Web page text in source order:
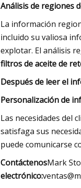
Análisis de regiones
La información
incluido su valiosa
explotar. El análisis
filtros de aceite de
Después de leer el
Personalización de
Las necesidades del
satisfaga sus
puede comunicarse
ContáctenosMark
electrónico: